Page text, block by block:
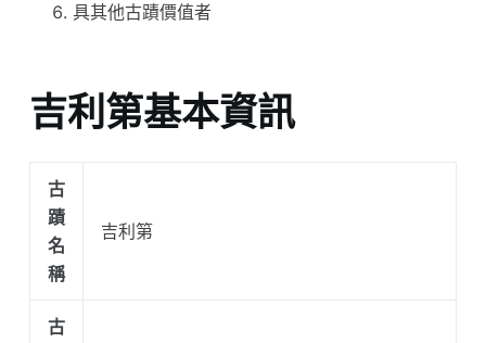
具其他古蹟價值者
吉利第基本資訊
古
蹟
名
稱
吉利第
古